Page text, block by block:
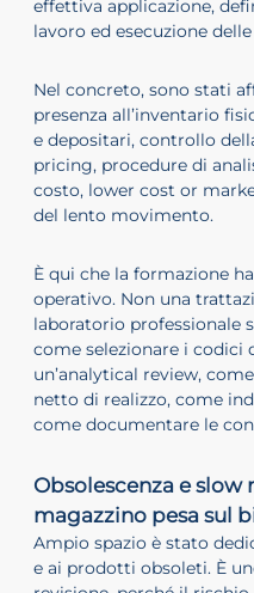
effettiva applicazione,
lavoro ed esecuzione
Nel concreto, sono stati
presenza all’inventario
e depositari, controllo
pricing, procedure di
costo, lower cost or
del lento movimento.
È qui che la formazione
operativo. Non una
laboratorio professionale
come selezionare i codici
un’analytical review,
netto di realizzo, come
come documentare le
Obsolescenza e
magazzino pesa sul
Ampio spazio è stato
e ai prodotti obsoleti. È